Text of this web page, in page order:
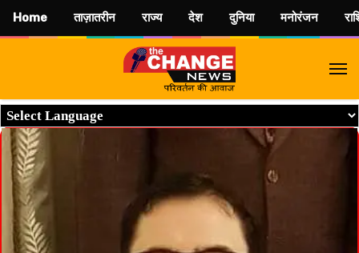
Home ताज़ातरीन राज्य देश दुनिया मनोरंजन